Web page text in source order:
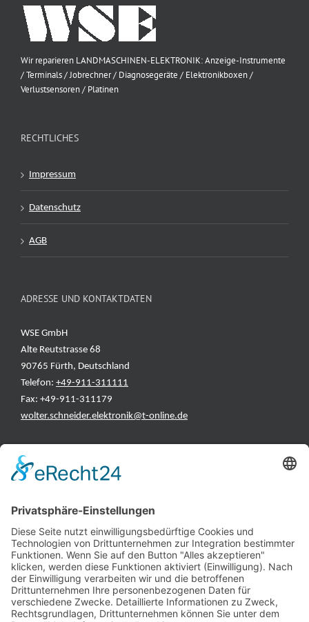
Wir reparieren LANDMASCHINEN-ELEKTRONIK: Anzeige-Instrumente
/ Terminals / Jobrechner / Diagnosegeräte / Elektronikboxen /
Verlustsensoren / Platinen
RECHTLICHES
Impressum
Datenschutz
AGB
ADRESSE UND KONTAKTDATEN
WSE GmbH
Alte Reutstrasse 68
90765 Fürth, Deutschland
Telefon: +49-911-311111
Fax: +49-911-311179
wolter.schneider.elektronik@t-online.de
INFORMATIONEN
Hersteller
Fehlerliste
Impressum